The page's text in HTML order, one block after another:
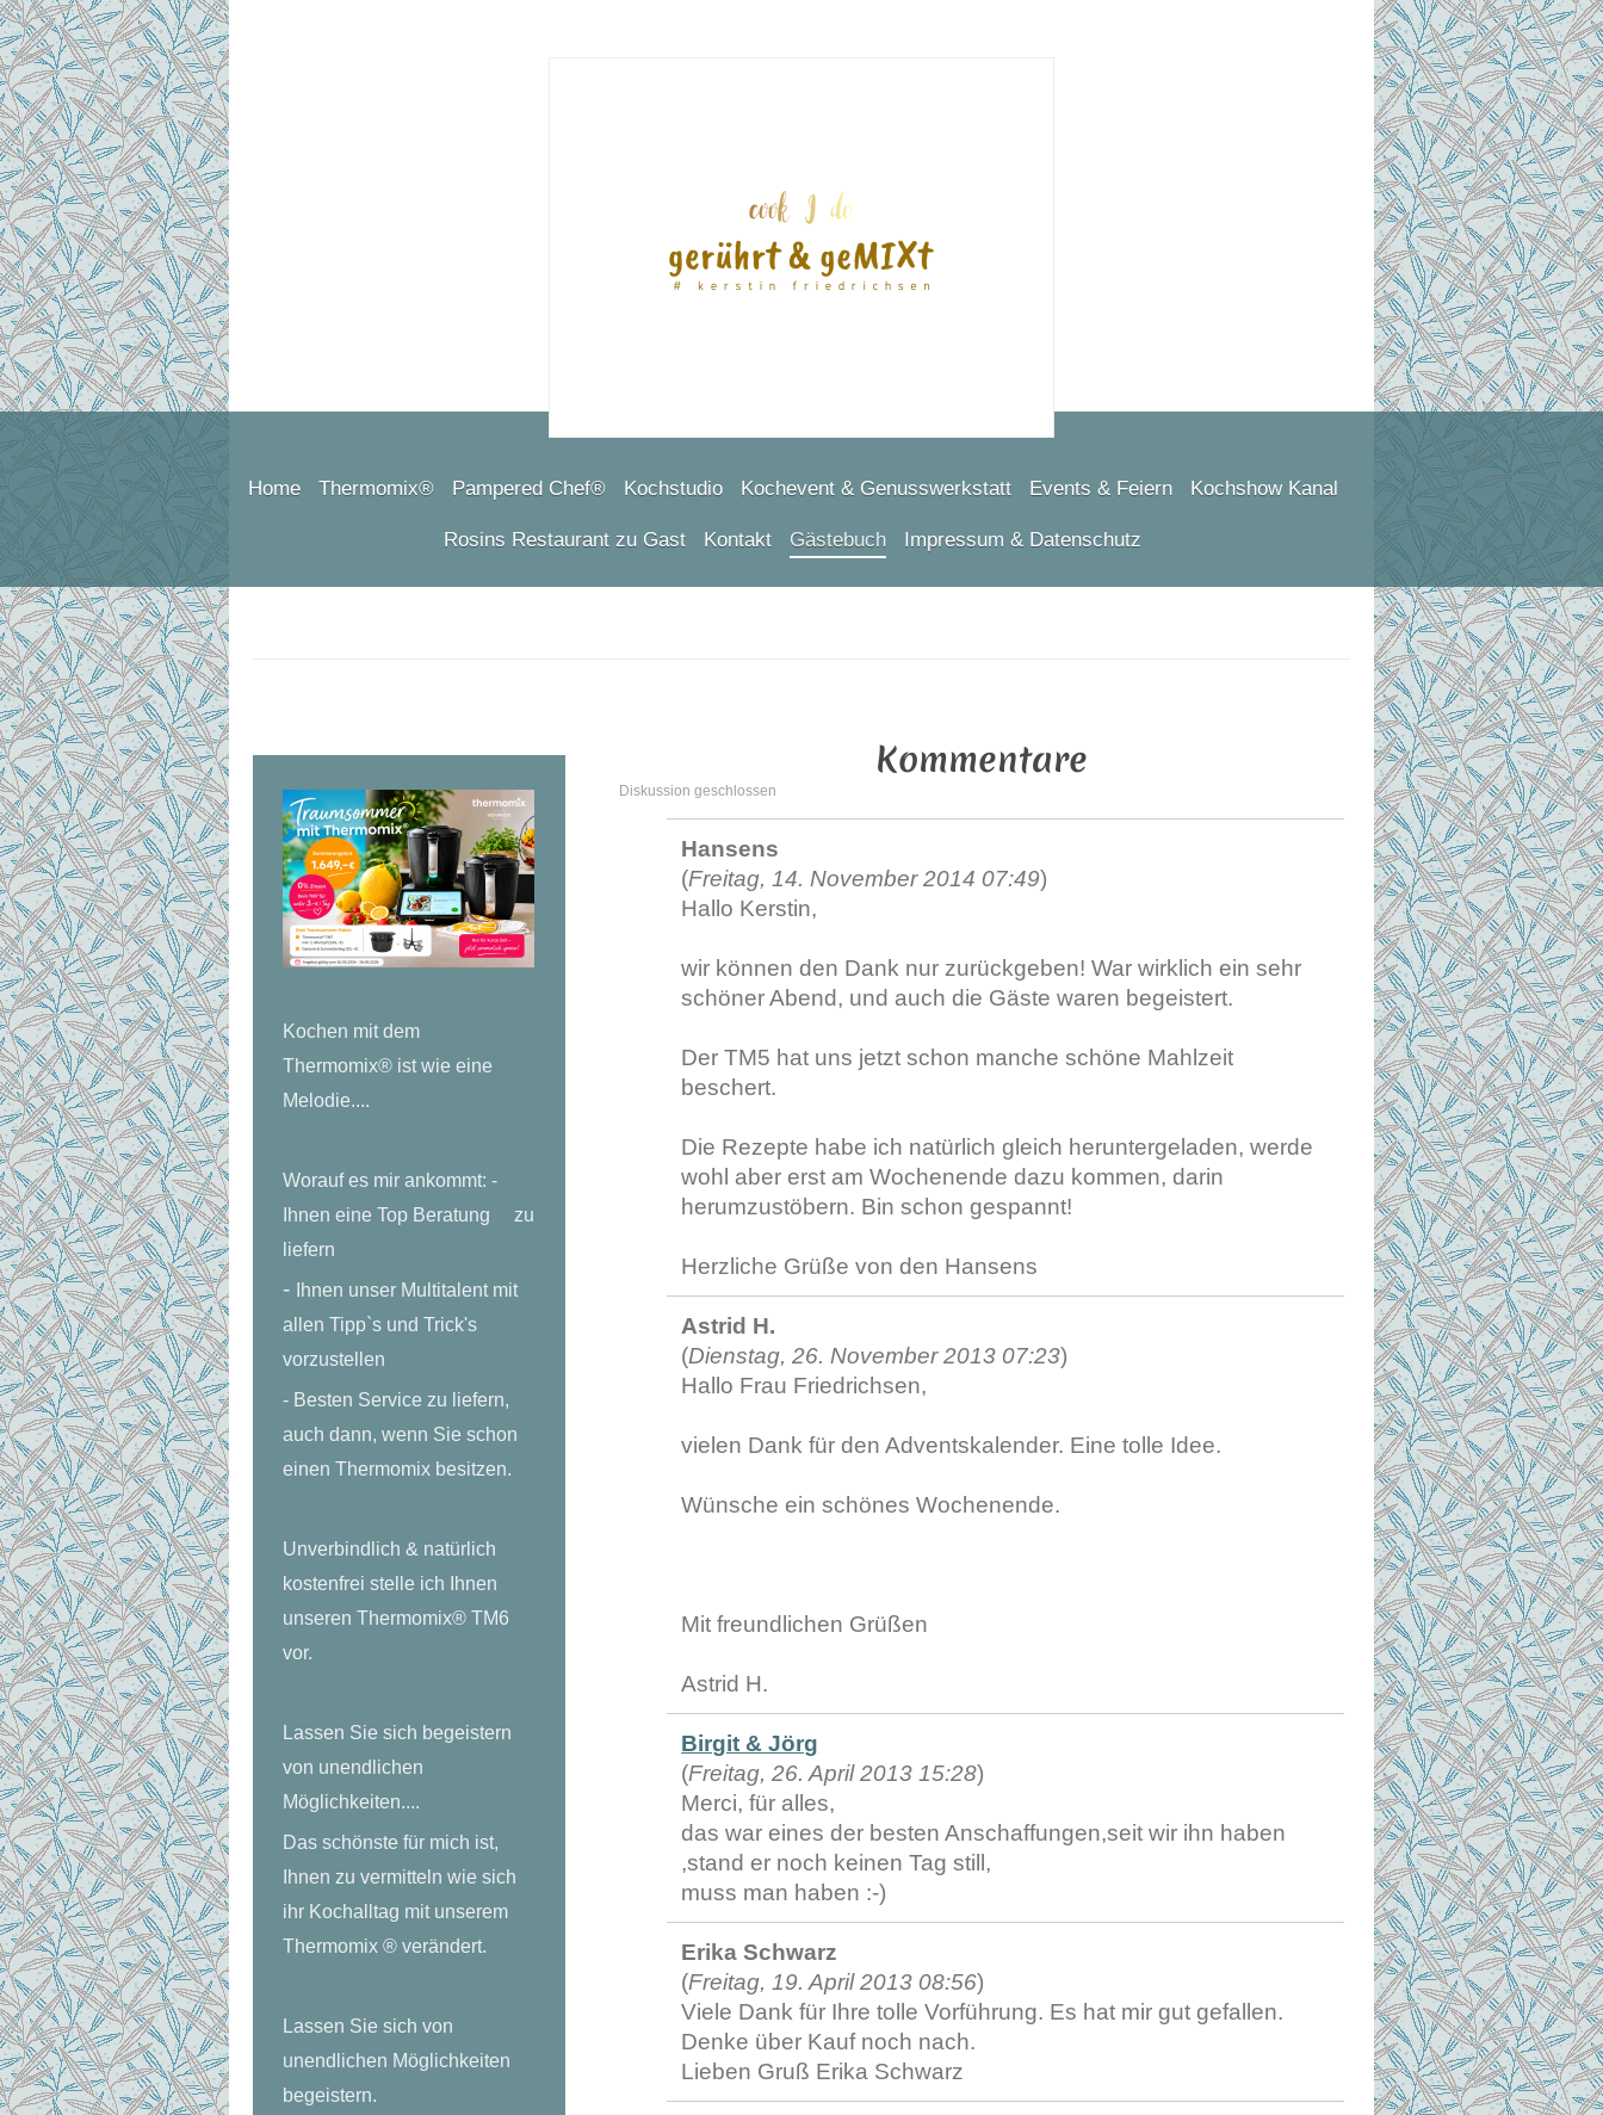
Home Thermomix® Pampered Chef® Kochstudio Kochevent & Genusswerkstatt Events & Feiern Kochshow Kanal
Rosins Restaurant zu Gast Kontakt Gästebuch Impressum & Datenschutz
Kommentare
Diskussion geschlossen
Hansens
(Freitag, 14. November 2014 07:49)
Hallo Kerstin,
wir können den Dank nur zurückgeben! War wirklich ein sehr
schöner Abend, und auch die Gäste waren begeistert.
Der TM5 hat uns jetzt schon manche schöne Mahlzeit
beschert.
Die Rezepte habe ich natürlich gleich heruntergeladen, werde
wohl aber erst am Wochenende dazu kommen, darin
herumzustöbern. Bin schon gespannt!
Herzliche Grüße von den Hansens
Astrid H.
(Dienstag, 26. November 2013 07:23)
Hallo Frau Friedrichsen,
vielen Dank für den Adventskalender. Eine tolle Idee.
Wünsche ein schönes Wochenende.
Mit freundlichen Grüßen
Astrid H.
Birgit & Jörg
(Freitag, 26. April 2013 15:28)
Merci, für alles,
das war eines der besten Anschaffungen,seit wir ihn haben
,stand er noch keinen Tag still,
muss man haben :-)
Erika Schwarz
(Freitag, 19. April 2013 08:56)
Viele Dank für Ihre tolle Vorführung. Es hat mir gut gefallen.
Denke über Kauf noch nach.
Lieben Gruß Erika Schwarz
Kochen mit dem
Thermomix® ist wie eine
Melodie....
Worauf es mir ankommt: -
Ihnen eine Top Beratung zu
liefern
-
Ihnen unser Multitalent mit
allen Tipp`s und Trick's
vorzustellen
- Besten Service zu liefern,
auch dann, wenn Sie schon
einen Thermomix besitzen.
Unverbindlich & natürlich
kostenfrei stelle ich Ihnen
unseren Thermomix® TM6
vor.
Lassen Sie sich begeistern
von unendlichen
Möglichkeiten....
Das schönste für mich ist,
Ihnen zu vermitteln wie sich
ihr Kochalltag mit unserem
Thermomix ® verändert.
Lassen Sie sich von
unendlichen Möglichkeiten
begeistern.